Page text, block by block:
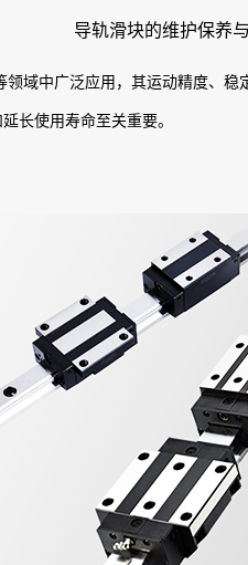
导轨滑块的维护保养
域中广泛应用，其运动精度、
长使用寿命至关重要。